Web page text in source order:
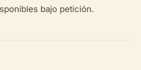
bajo petición.